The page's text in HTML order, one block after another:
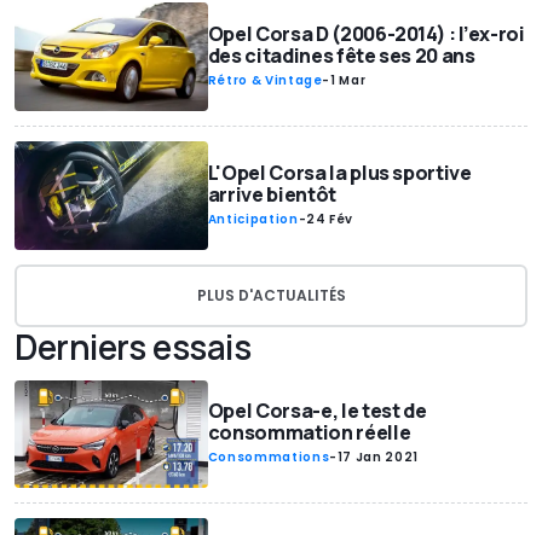
Opel Corsa D (2006-2014) : l’ex-roi
des citadines fête ses 20 ans
Rétro & Vintage-1 Mar
L'Opel Corsa la plus sportive
arrive bientôt
Anticipation-24 Fév
PLUS D'ACTUALITÉS
Derniers essais
Opel Corsa-e, le test de
consommation réelle
Consommations-17 Jan 2021